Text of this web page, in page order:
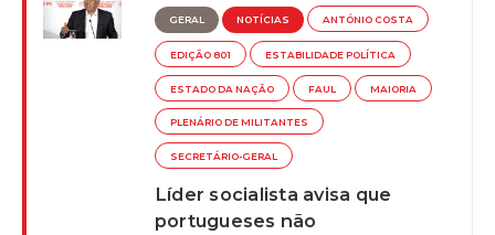
GERAL NOTÍCIAS ANTÓNIO COSTA
EDIÇÃO 801 ESTABILIDADE POLÍTICA
ESTADO DA NAÇÃO FAUL MAIORIA
PLENÁRIO DE MILITANTES
SECRETÁRIO-GERAL
Líder socialista avisa que
portugueses não